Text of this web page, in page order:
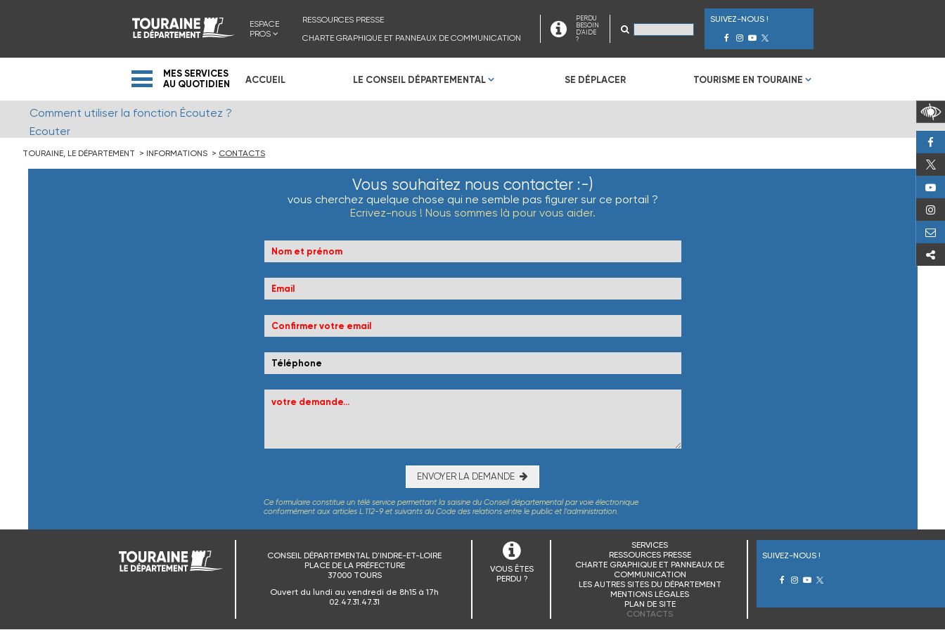
ESPACE
PROS
RESSOURCES PRESSE
CHARTE GRAPHIQUE ET PANNEAUX DE COMMUNICATION
PERDU
BESOIN
D'AIDE
?
SUIVEZ-NOUS !
MES SERVICES
AU QUOTIDIEN
ACCUEIL LE CONSEIL DÉPARTEMENTAL SE DÉPLACER TOURISME EN TOURAINE
Comment utiliser la fonction Écoutez ?
Ecouter
TOURAINE, LE DÉPARTEMENT INFORMATIONS CONTACTS
Vous souhaitez nous contacter :-)
vous cherchez quelque chose qui ne semble pas figurer sur ce portail ?
Ecrivez-nous ! Nous sommes là pour vous aider.
ENVOYER LA DEMANDE
Ce formulaire constitue un télé service permettant la saisine du Conseil départemental par voie électronique
conformément aux articles L.112-9 et suivants du Code des relations entre le public et l’administration.
CONSEIL DÉPARTEMENTAL D'INDRE-ET-LOIRE
PLACE DE LA PRÉFECTURE
37000 TOURS
Ouvert du lundi au vendredi de 8h15 à 17h
02.47.31.47.31
VOUS ÊTES
PERDU ?
SERVICES
RESSOURCES PRESSE
CHARTE GRAPHIQUE ET PANNEAUX DE
COMMUNICATION
LES AUTRES SITES DU DÉPARTEMENT
MENTIONS LÉGALES
PLAN DE SITE
CONTACTS
SUIVEZ-NOUS !